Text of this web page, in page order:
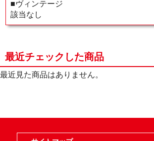
■ヴィンテージ
該当なし
最近チェックした商品
最近見た商品はありません。